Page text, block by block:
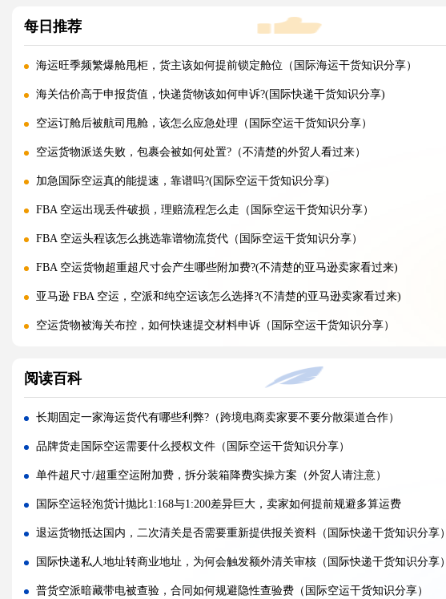
每日推荐
海运旺季频繁爆舱甩柜，货主该如何提前锁定舱位（国际海运干货知识分享）
海关估价高于申报货值，快递货物该如何申诉?(国际快递干货知识分享)
空运订舱后被航司甩舱，该怎么应急处理（国际空运干货知识分享）
空运货物派送失败，包裹会被如何处置?（不清楚的外贸人看过来）
加急国际空运真的能提速，靠谱吗?(国际空运干货知识分享)
FBA 空运出现丢件破损，理赔流程怎么走（国际空运干货知识分享）
FBA 空运头程该怎么挑选靠谱物流货代（国际空运干货知识分享）
FBA 空运货物超重超尺寸会产生哪些附加费?(不清楚的亚马逊卖家看过来)
亚马逊 FBA 空运，空派和纯空运该怎么选择?(不清楚的亚马逊卖家看过来)
空运货物被海关布控，如何快速提交材料申诉（国际空运干货知识分享）
国际空运低申报被海关查到，罚款比例是多少?(国际空运干货知识分享)
国际空运的运单有什么作用，包含哪些关键信息（国际空运干货知识分享）
国内哪些港口是国际空运主流始发机场（国际空运干货知识分享）
什么是泡货、重货，国际空运分别怎么定价（国际空运干货知识分享）
国际空运直达与中转航班，该如何选择（不清楚的外贸人看过来）
国际空运客机和全货机分别适合运什么货物（国际空运干货知识分享）
国际空运直达与中转航班，该如何选择（国际快递干货知识分享）
国际空运完整运输流程分为哪几个步骤（国际空运干货知识分享）
阅读百科
长期固定一家海运货代有哪些利弊?（跨境电商卖家要不要分散渠道合作）
品牌货走国际空运需要什么授权文件（国际空运干货知识分享）
单件超尺寸/超重空运附加费，拆分装箱降费实操方案（外贸人请注意）
国际空运轻泡货计抛比1:168与1:200差异巨大，卖家如何提前规避多算运费
退运货物抵达国内，二次清关是否需要重新提供报关资料（国际快递干货知识分享）
国际快递私人地址转商业地址，为何会触发额外清关审核（国际快递干货知识分享）
普货空派暗藏带电被查验，合同如何规避隐性查验费（国际空运干货知识分享）